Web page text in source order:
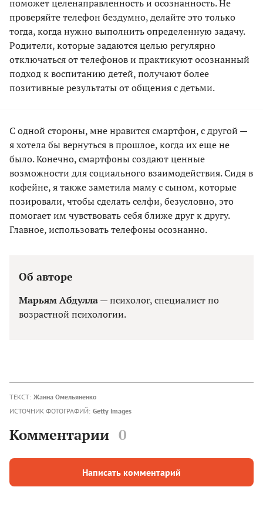
поможет целенаправленность и осознанность. Не
проверяйте телефон бездумно, делайте это только
тогда, когда нужно выполнить определенную задачу.
Родители, которые задаются целью регулярно
отключаться от телефонов и практикуют осознанный
подход к воспитанию детей, получают более
позитивные результаты от общения с детьми.
С одной стороны, мне нравится смартфон, с другой —
я хотела бы вернуться в прошлое, когда их еще не
было. Конечно, смартфоны создают ценные
возможности для социального взаимодействия. Сидя в
кофейне, я также заметила маму с сыном, которые
позировали, чтобы сделать селфи, безусловно, это
помогает им чувствовать себя ближе друг к другу.
Главное, использовать телефоны осознанно.
Об авторе
Марьям Абдулла— психолог, специалист по
возрастной психологии.
ТЕКСТ: Жанна Омельяненко
ИСТОЧНИК ФОТОГРАФИЙ: Getty Images
Комментарии 0
Написать комментарий